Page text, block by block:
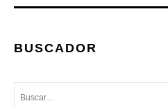
BUSCADOR